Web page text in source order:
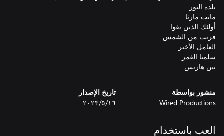
تين هارتس
منشور بواسطة
Wired Productions
تاريخ الإصدار
١٦‏/٥‏/٢٠٢٣
العب باستخدام